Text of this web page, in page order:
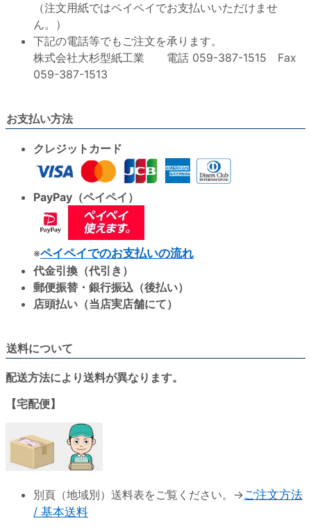
（注文用紙ではペイペイでお支払いいただけませ
ん。）
下記の電話等でもご注文を承ります。
株式会社大杉型紙工業 電話 059-387-1515 Fax
059-387-1513
お支払い方法
クレジットカード
PayPay（ペイペイ）
※ペイペイでのお支払いの流れ
代金引換（代引き）
郵便振替・銀行振込（後払い）
店頭払い（当店実店舗にて）
送料について
配送方法により送料が異なります。
【宅配便】
別頁（地域別）送料表をご覧ください。→ご注文方法
/ 基本送料